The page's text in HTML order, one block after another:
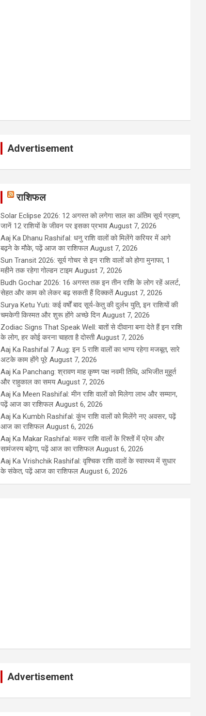
Advertisement
राशिफल
Solar Eclipse 2026: 12 अगस्त को लगेगा साल का अंतिम सूर्य ग्रहण,
जानें 12 राशियों के जीवन पर इसका प्रभाव August 7, 2026
Aaj Ka Dhanu Rashifal: धनु राशि वालों को मिलेंगे करियर में आगे
बढ़ने के मौके, पढ़ें आज का राशिफल August 7, 2026
Sun Transit 2026: सूर्य गोचर से इन राशि वालों को होगा मुनाफा, 1
महीने तक रहेगा गोल्डन टाइम August 7, 2026
Budh Gochar 2026: 16 अगस्त तक इन तीन राशि के लोग रहें अलर्ट,
सेहत और काम को लेकर बढ़ सकती हैं दिक्कतें August 7, 2026
Surya Ketu Yuti: कई वर्षों बाद सूर्य-केतु की दुर्लभ युति, इन राशियों की
चमकेगी किस्मत और शुरू होंगे अच्छे दिन August 7, 2026
Zodiac Signs That Speak Well: बातों से दीवाना बना देते हैं इन राशि
के लोग, हर कोई करना चाहता है दोस्ती August 7, 2026
Aaj Ka Rashifal 7 Aug: इन 5 राशि वालों का भाग्य रहेगा मजबूत, सारे
अटके काम होंगे पूरे August 7, 2026
Aaj Ka Panchang: श्रावण माह कृष्ण पक्ष नवमी तिथि, अभिजीत मुहूर्त
और राहुकाल का समय August 7, 2026
Aaj Ka Meen Rashifal: मीन राशि वालों को मिलेगा लाभ और सम्मान,
पढ़ें आज का राशिफल August 6, 2026
Aaj Ka Kumbh Rashifal: कुंभ राशि वालों को मिलेंगे नए अवसर, पढ़ें
आज का राशिफल August 6, 2026
Aaj Ka Makar Rashifal: मकर राशि वालों के रिश्तों में प्रेम और
सामंजस्य बढ़ेगा, पढ़ें आज का राशिफल August 6, 2026
Aaj Ka Vrishchik Rashifal: वृश्चिक राशि वालों के स्वास्थ्य में सुधार
के संकेत, पढ़ें आज का राशिफल August 6, 2026
Advertisement